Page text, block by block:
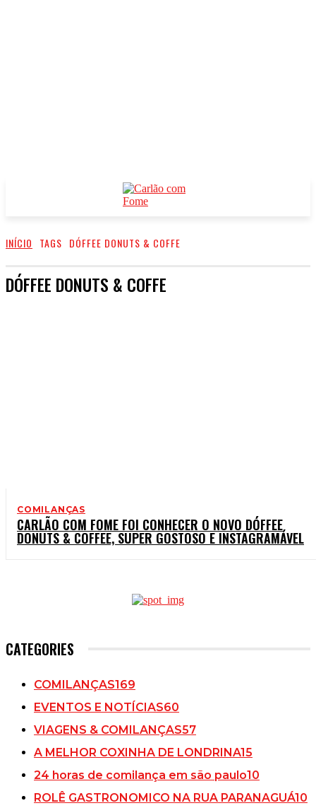
INÍCIO TAGS DÓFFEE DONUTS & COFFE
DÓFFEE DONUTS & COFFE
COMILANÇAS
CARLÃO COM FOME FOI CONHECER O NOVO DÓFFEE
DONUTS & COFFEE, SUPER GOSTOSO E INSTAGRAMÁVEL
CATEGORIES
COMILANÇAS169
EVENTOS E NOTÍCIAS60
VIAGENS & COMILANÇAS57
A MELHOR COXINHA DE LONDRINA15
24 horas de comilança em são paulo10
ROLÊ GASTRONOMICO NA RUA PARANAGUÁ10